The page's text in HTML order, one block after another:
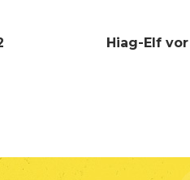
Hiag-Elf